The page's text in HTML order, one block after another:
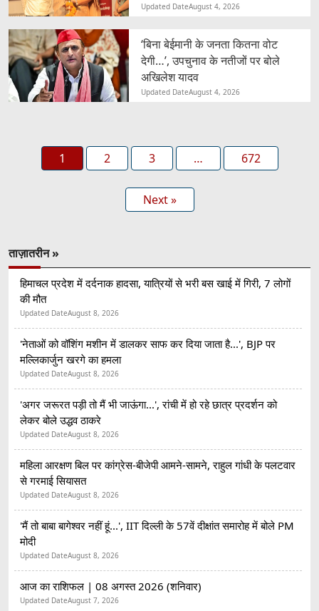
Updated DateAugust 4, 2026
‘बिना बेईमानी के जनता कितना वोट
देगी…’, उपचुनाव के नतीजों पर बोले
अखिलेश यादव
Updated DateAugust 4, 2026
1 2 3 … 672
Next »
ताज़ातरीन »
हिमाचल प्रदेश में दर्दनाक हादसा, यात्रियों से भरी बस खाई में गिरी, 7 लोगों
की मौत
Updated DateAugust 8, 2026
'नेताओं को वॉशिंग मशीन में डालकर साफ कर दिया जाता है...', BJP पर
मल्लिकार्जुन खरगे का हमला
Updated DateAugust 8, 2026
'अगर जरूरत पड़ी तो मैं भी जाऊंगा...', रांची में हो रहे छात्र प्रदर्शन को
लेकर बोले उद्धव ठाकरे
Updated DateAugust 8, 2026
महिला आरक्षण बिल पर कांग्रेस-बीजेपी आमने-सामने, राहुल गांधी के पलटवार
से गरमाई सियासत
Updated DateAugust 8, 2026
'मैं तो बाबा बागेश्वर नहीं हूं...', IIT दिल्ली के 57वें दीक्षांत समारोह में बोले PM
मोदी
Updated DateAugust 8, 2026
आज का राशिफल | 08 अगस्त 2026 (शनिवार)
Updated DateAugust 7, 2026